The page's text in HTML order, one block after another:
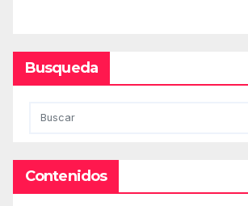
Busqueda
Contenidos